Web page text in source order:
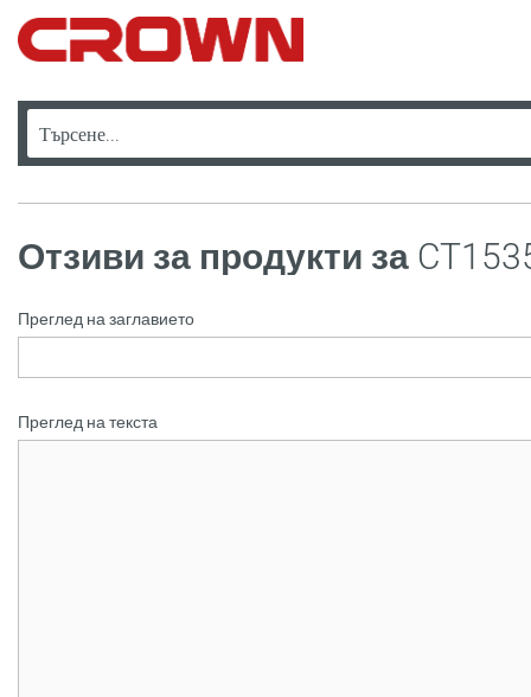
Отзиви за продукти за
Преглед на заглавието
Преглед на текста